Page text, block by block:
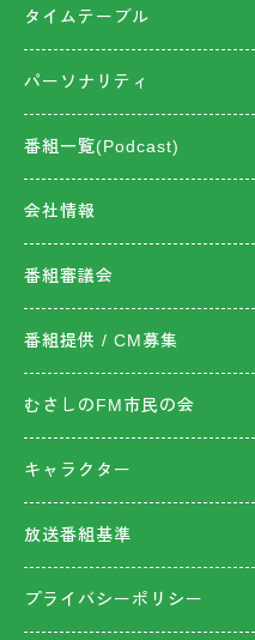
タイムテーブル
パーソナリティ
番組一覧(Podcast)
会社情報
番組審議会
番組提供 / CM募集
むさしのFM市民の会
キャラクター
放送番組基準
プライバシーポリシー